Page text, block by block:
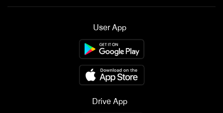
User App
Drive App